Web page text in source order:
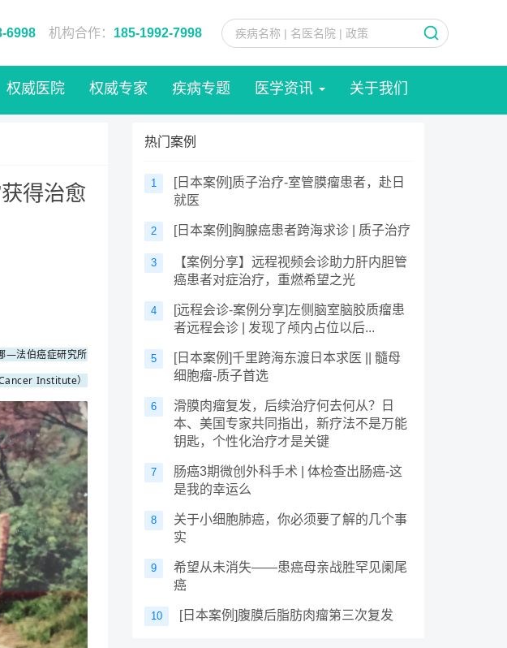
6998 机构合作： 185-1992-7998
权威医院 权威专家 疾病专题 医学资讯 关于我们
得治愈
—法伯癌症研究所
Institute）
热门案例
1
[日本案例]质子治疗-室管膜瘤患者，赴日
就医
2 [日本案例]胸腺癌患者跨海求诊 | 质子治疗
3
【案例分享】远程视频会诊助力肝内胆管
癌患者对症治疗，重燃希望之光
4
[远程会诊-案例分享]左侧脑室脑胶质瘤患
者远程会诊 | 发现了颅内占位以后...
5
[日本案例]千里跨海东渡日本求医 || 髓母
细胞瘤-质子首选
6
滑膜肉瘤复发，后续治疗何去何从？日
本、美国专家共同指出，新疗法不是万能
钥匙，个性化治疗才是关键
7
肠癌3期微创外科手术 | 体检查出肠癌-这
是我的幸运么
8
关于小细胞肺癌，你必须要了解的几个事
实
9
希望从未消失——患癌母亲战胜罕见阑尾
癌
10 [日本案例]腹膜后脂肪肉瘤第三次复发